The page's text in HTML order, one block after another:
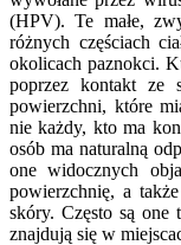
(HPV). Te małe,
różnych częściach
okolicach paznokci.
poprzez kontakt ze
powierzchni, które
nie każdy, kto ma
osób ma naturalną
one widocznych
powierzchnię, a
skóry. Często są one
znajdują się w